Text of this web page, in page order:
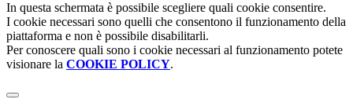
In questa schermata è possibile scegliere quali cookie consentire.
I cookie necessari sono quelli che consentono il funzionamento della
piattaforma e non è possibile disabilitarli.
Per conoscere quali sono i cookie necessari al funzionamento potete
visionare la COOKIE POLICY.